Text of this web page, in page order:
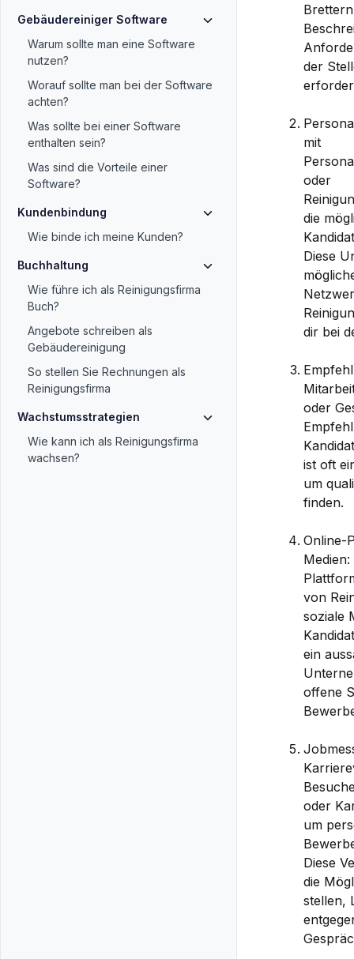
Gebäudereiniger Software
Warum sollte man eine Software
nutzen?
Worauf sollte man bei der Software
achten?
Was sollte bei einer Software
enthalten sein?
Was sind die Vorteile einer
Software?
Kundenbindung
Wie binde ich meine Kunden?
Buchhaltung
Wie führe ich als Reinigungsfirma
Buch?
Angebote schreiben als
Gebäudereinigung
So stellen Sie Rechnungen als
Reinigungsfirma
Wachstumsstrategien
Wie kann ich als Reinigungsfirma
wachsen?
der
mit
oder
die
Diese
dir bei
oder
ist oft
um
finden.
Online-
von
soziale
ein
offene
oder
um
Diese
die
stellen,